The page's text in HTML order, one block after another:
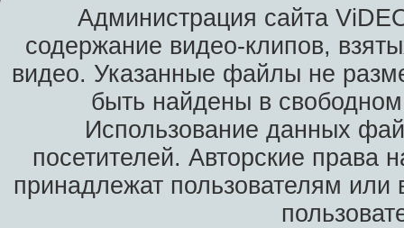
Администрация сайта
содержание видео-клипов,
видео. Указанные файлы не
быть найдены в
Использование данных
посетителей. Авторские права
принадлежат пользователям или